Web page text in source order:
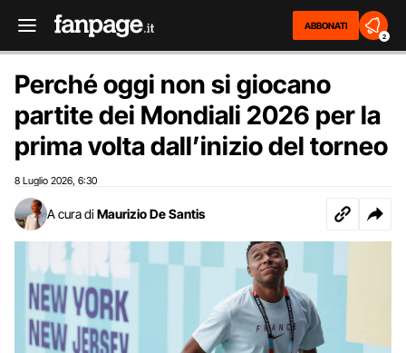
ABBONATI
2
Perché oggi non si giocano
partite dei Mondiali 2026 per la
prima volta dall’inizio del torneo
8 Luglio 2026 6:30
A cura di Maurizio De Santis